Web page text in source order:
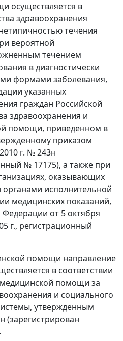
осуществляется в
здравоохранения
течения
вероятной
течением
в диагностически
формами заболевания,
указанных
граждан Российской
здравоохранения и
помощи, приведенном в
приказом
г. № 243н
№ 17175), а также при
оказывающих
исполнительной
медицинских показаний,
от 5 октября
г., регистрационный
помощи направление
в соответствии
помощи за
и социального
утвержденным
(зарегистрирован